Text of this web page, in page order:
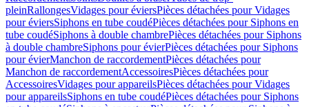
pleinRallongesVidages pour éviersPièces détachées pour Vidages
pour éviersSiphons en tube coudéPièces détachées pour Siphons en
tube coudéSiphons à double chambrePièces détachées pour Siphons
à double chambreSiphons pour évierPièces détachées pour Siphons
pour évierManchon de raccordementPièces détachées pour
Manchon de raccordementAccessoiresPièces détachées pour
AccessoiresVidages pour appareilsPièces détachées pour Vidages
pour appareilsSiphons en tube coudéPièces détachées pour Siphons